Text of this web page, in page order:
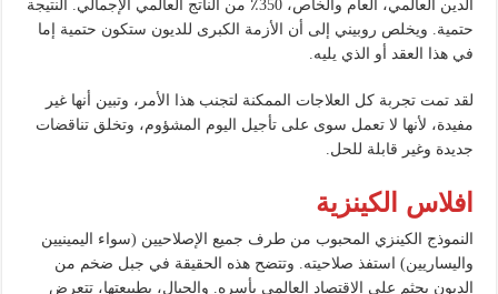
الدين العالمي، العام والخاص، 350٪ من الناتج العالمي الإجمالي. النتيجة
حتمية. ويخلص روبيني إلى أن الأزمة الكبرى للديون ستكون حتمية إما
في هذا العقد أو الذي يليه.
لقد تمت تجربة كل العلاجات الممكنة لتجنب هذا الأمر، وتبين أنها غير
مفيدة، لأنها لا تعمل سوى على تأجيل اليوم المشؤوم، وتخلق تناقضات
جديدة وغير قابلة للحل.
افلاس الكينزية
النموذج الكينزي المحبوب من طرف جميع الإصلاحيين (سواء اليمينيين
واليساريين) استفذ صلاحيته. وتتضح هذه الحقيقة في جبل ضخم من
الديون يجثم على الاقتصاد العالمي بأسره. والجبال، بطبيعتها، تتعرض